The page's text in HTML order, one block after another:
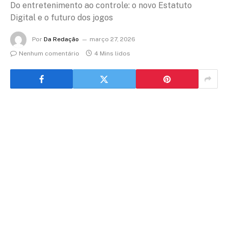
Do entretenimento ao controle: o novo Estatuto
Digital e o futuro dos jogos
Por Da Redação
março 27, 2026
Nenhum comentário
4 Mins lidos